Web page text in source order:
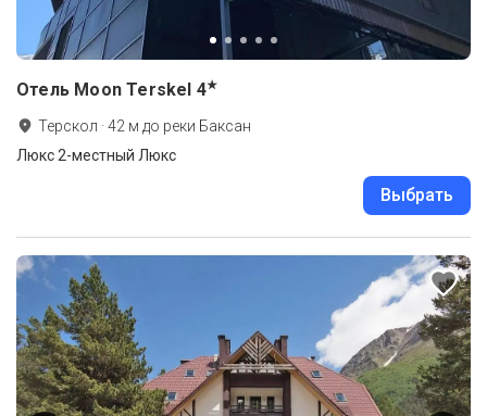
Отель Moon Terskel 4★
Терскол ·42 м до реки Баксан
Люкс 2-местный Люкс
Выбрать